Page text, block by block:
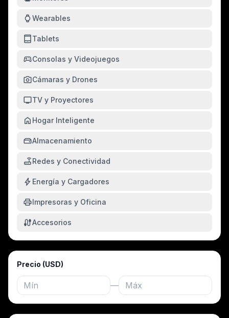
watchWearables
tablet_macTablets
sports_esportsConsolas y Videojuegos
photo_cameraCámaras y Drones
tvTV y Proyectores
home Hogar Inteligente
hard_driveAlmacenamiento
routerRedes y Conectividad
bolt Energía y Cargadores
printImpresoras y Oficina
cableAccesorios
Precio (USD)
—